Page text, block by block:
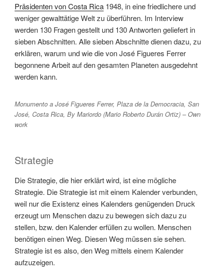
Präsidenten von Costa Rica 1948, in eine friedlichere und
weniger gewalttätige Welt zu überführen. Im Interview
werden 130 Fragen gestellt und 130 Antworten geliefert in
sieben Abschnitten. Alle sieben Abschnitte dienen dazu, zu
erklären, warum und wie die von José Figueres Ferrer
begonnene Arbeit auf den gesamten Planeten ausgedehnt
werden kann.
Monumento a José Figueres Ferrer, Plaza de la Democracia, San
José, Costa Rica, By Mariordo (Mario Roberto Durán Ortiz) – Own
work
Strategie
Die Strategie, die hier erklärt wird, ist eine mögliche
Strategie. Die Strategie ist mit einem Kalender verbunden,
weil nur die Existenz eines Kalenders genügenden Druck
erzeugt um Menschen dazu zu bewegen sich dazu zu
stellen, bzw. den Kalender erfüllen zu wollen. Menschen
benötigen einen Weg. Diesen Weg müssen sie sehen.
Strategie ist es also, den Weg mittels einem Kalender
aufzuzeigen.